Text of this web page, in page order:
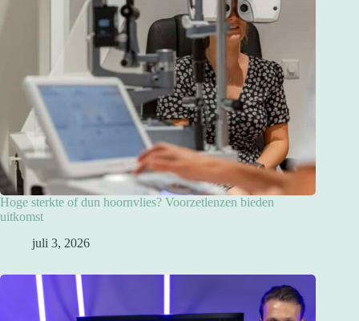
Hoge sterkte of dun hoornvlies? Voorzetlenzen bieden
uitkomst
juli 3, 2026